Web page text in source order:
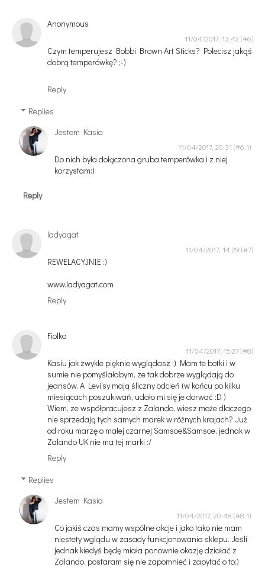
Anonymous
11/04/2017, 13:42
Czym temperujesz Bobbi Brown Art Sticks? Polecisz jakąś
dobrą temperówkę? ;-)
Reply
Replies
Jestem Kasia
11/04/2017, 20:31
Do nich była dołączona gruba temperówka i z niej
korzystam:)
Reply
ladyagat
11/04/2017, 14:29
REWELACYJNIE :)
www.ladyagat.com
Reply
Fiolka
11/04/2017, 15:27
Kasiu jak zwykle pięknie wyglądasz ;) Mam te botki i w
sumie nie pomyślałabym, ze tak dobrze wyglądają do
jeansów. A Levi'sy mają śliczny odcień (w końcu po kilku
miesiącach poszukiwań, udało mi się je dorwać :D )
Wiem, ze współpracujesz z Zalando, wiesz może dlaczego
nie sprzedają tych samych marek w różnych krajach? Już
od roku marzę o małej czarnej Samsoe&Samsoe, jednak w
Zalando UK nie ma tej marki :/
Reply
Replies
Jestem Kasia
11/04/2017, 20:48
Co jakiś czas mamy wspólne akcje i jako tako nie mam
niestety wglądu w zasady funkcjonowania sklepu. Jeśli
jednak kiedyś będę miała ponownie okazję działać z
Zalando, postaram się nie zapomnieć i zapytać o to:)